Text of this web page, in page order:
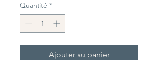
Quantité *
Ajouter au panier